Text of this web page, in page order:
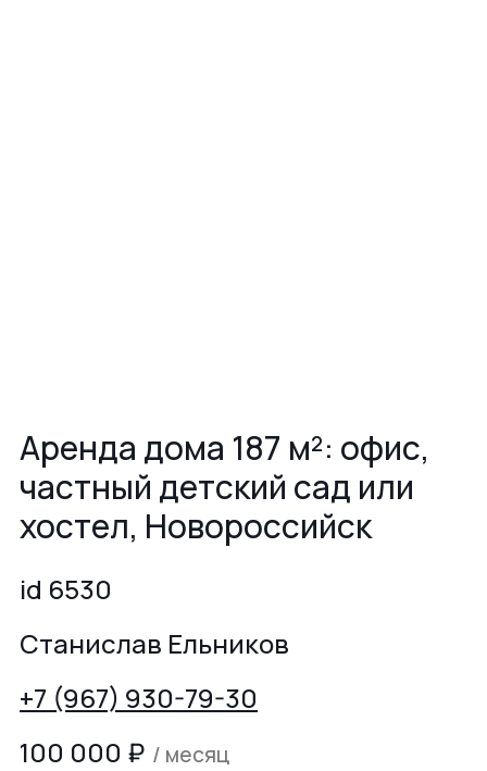
Аренда дома 187 м²: офис,
частный детский сад или
хостел, Новороссийск
id 6530
Станислав Ельников
+7 (967) 930-79-30
100 000 ₽ / месяц